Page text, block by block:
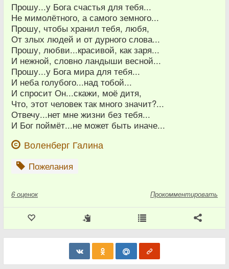
Прошу...у Бога счастья для тебя...
Не мимолётного, а самого земного...
Прошу, чтобы хранил тебя, любя,
От злых людей и от дурного слова...
Прошу, любви...красивой, как заря...
И нежной, словно ландыши весной...
Прошу...у Бога мира для тебя...
И неба голубого...над тобой...
И спросит Он...скажи, моё дитя,
Что, этот человек так много значит?...
Отвечу...нет мне жизни без тебя...
И Бог поймёт...не может быть иначе...
Воленберг Галина
Пожелания
6 оценок Прокомментировать